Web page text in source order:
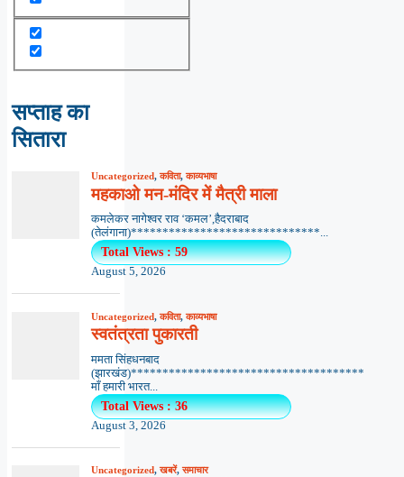
सप्ताह का
सितारा
Uncategorized,कविता,काव्यभाषा
महकाओ मन-मंदिर में मैत्री माला
कमलेकर नागेश्वर राव ‘कमल’,हैदराबाद
(तेलंगाना)******************************...
Total Views : 59
August 5, 2026
Uncategorized,कविता,काव्यभाषा
स्वतंत्रता पुकारती
ममता सिंहधनबाद
(झारखंड)*************************************
माँ हमारी भारत...
Total Views : 36
August 3, 2026
Uncategorized,खबरें,समाचार